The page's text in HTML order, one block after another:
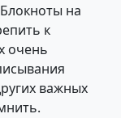
на
к
очень
важных